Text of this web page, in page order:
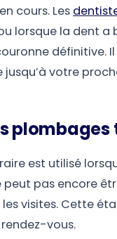
cours. Les
lorsque la dent a
définitive.
votre
est utilisé
pas encore
visites. Cette
vous.